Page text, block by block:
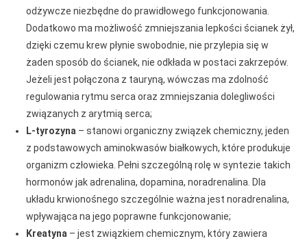
odżywcze niezbędne do prawidłowego funkcjonowania.
Dodatkowo ma możliwość zmniejszania lepkości ścianek żył,
dzięki czemu krew płynie swobodnie, nie przylepia się w
żaden sposób do ścianek, nie odkłada w postaci zakrzepów.
Jeżeli jest połączona z tauryną, wówczas ma zdolność
regulowania rytmu serca oraz zmniejszania dolegliwości
związanych z arytmią serca;
L-tyrozyna – stanowi organiczny związek chemiczny, jeden
z podstawowych aminokwasów białkowych, które produkuje
organizm człowieka. Pełni szczególną rolę w syntezie takich
hormonów jak adrenalina, dopamina, noradrenalina. Dla
układu krwionośnego szczególnie ważna jest noradrenalina,
wpływająca na jego poprawne funkcjonowanie;
Kreatyna – jest związkiem chemicznym, który zawiera